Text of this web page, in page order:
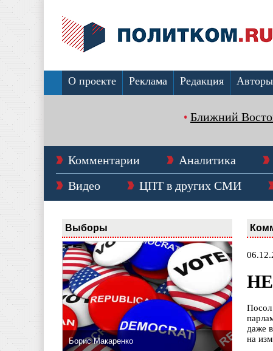
О проекте Реклама Редакция Авторы
Ближний
Комментарии Аналитика
Видео
ЦПТ в других СМИ
Выборы
Борис Макаренко
Посол
даже
на